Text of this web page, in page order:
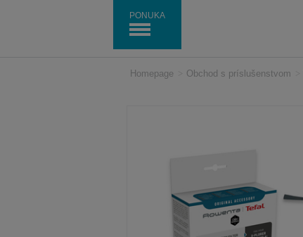
PONUKA
Homepage Obchod s príslušenstvom